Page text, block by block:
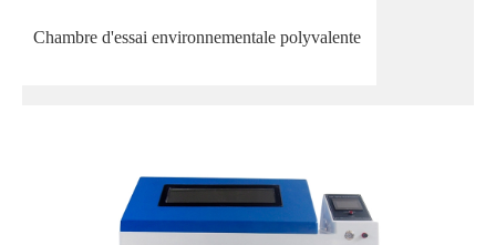
Chambre d'essai environnementale polyvalente